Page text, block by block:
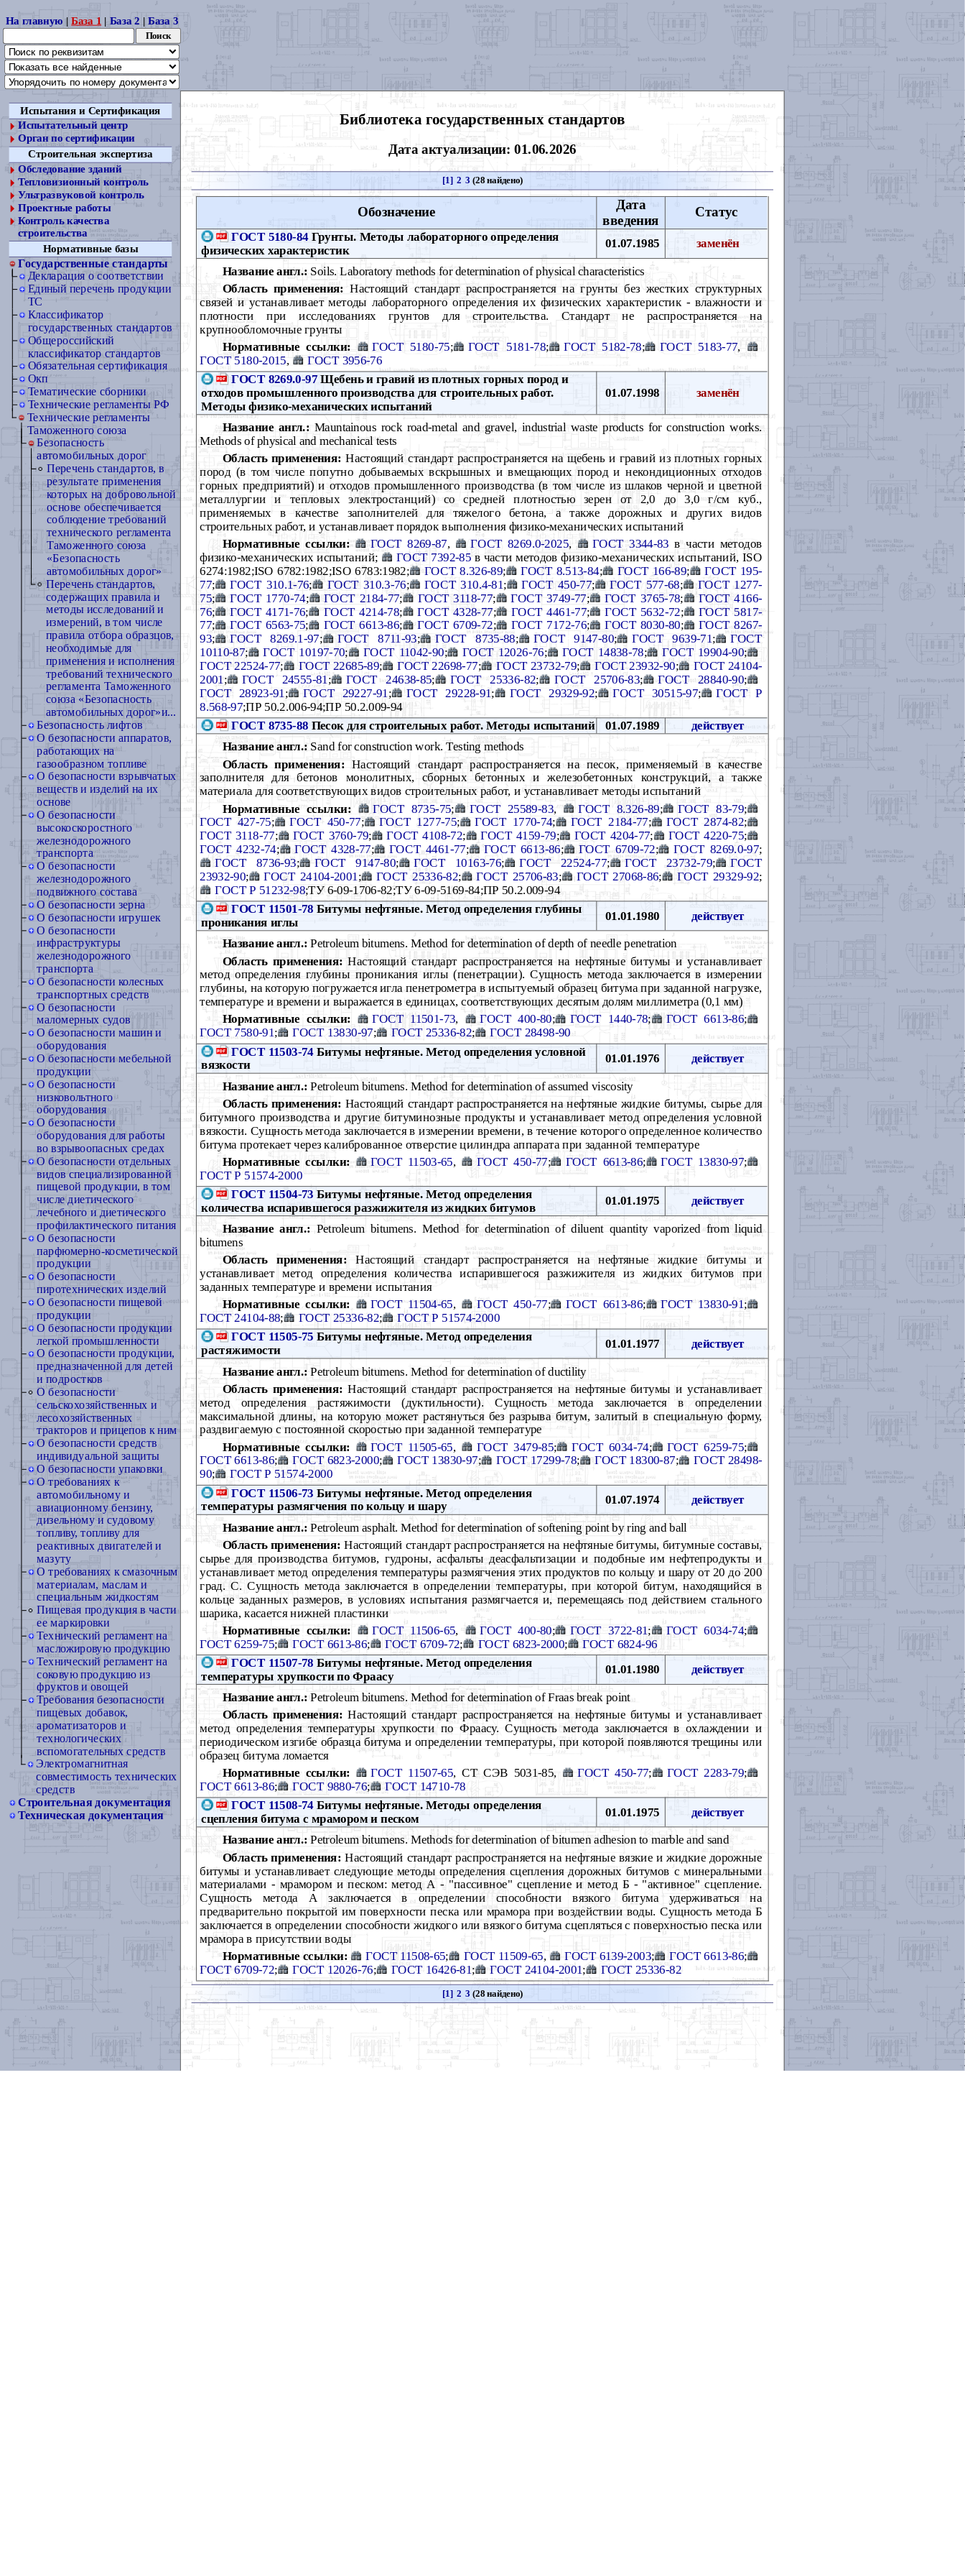
На главную |База 1 | База 2 |База 3
Испытания и Сертификация
Испытательный центр
Орган по сертификации
Строительная экспертиза
Обследование зданий
Тепловизионный контроль
Ультразвуковой контроль
Проектные работы
Контроль качества
строительства
Нормативные базы
Государственные стандарты
Декларация о соответствии
Единый перечень продукции
ТС
Классификатор
государственных стандартов
Общероссийский
классификатор стандартов
Обязательная сертификация
Окп
Тематические сборники
Технические регламенты РФ
Технические регламенты
Таможенного союза
Безопасность
автомобильных дорог
Перечень стандартов, в
результате применения
которых на добровольной
основе обеспечивается
соблюдение требований
технического регламента
Таможенного союза
«Безопасность
автомобильных дорог»
Перечень стандартов,
содержащих правила и
методы исследований и
измерений, в том числе
правила отбора образцов,
необходимые для
применения и исполнения
требований технического
регламента Таможенного
союза «Безопасность
автомобильных дорог»и...
Безопасность лифтов
О безопасности аппаратов,
работающих на
газообразном топливе
О безопасности взрывчатых
веществ и изделий на их
основе
О безопасности
высокоскоростного
железнодорожного
транспорта
О безопасности
железнодорожного
подвижного состава
О безопасности зерна
О безопасности игрушек
О безопасности
инфраструктуры
железнодорожного
транспорта
О безопасности колесных
транспортных средств
О безопасности
маломерных судов
О безопасности машин и
оборудования
О безопасности мебельной
продукции
О безопасности
низковольтного
оборудования
О безопасности
оборудования для работы
во взрывоопасных средах
О безопасности отдельных
видов специализированной
пищевой продукции, в том
числе диетического
лечебного и диетического
профилактического питания
О безопасности
парфюмерно-косметической
продукции
О безопасности
пиротехнических изделий
О безопасности пищевой
продукции
О безопасности продукции
легкой промышленности
О безопасности продукции,
предназначенной для детей
и подростков
О безопасности
сельскохозяйственных и
лесохозяйственных
тракторов и прицепов к ним
О безопасности средств
индивидуальной защиты
О безопасности упаковки
О требованиях к
автомобильному и
авиационному бензину,
дизельному и судовому
топливу, топливу для
реактивных двигателей и
мазуту
О требованиях к смазочным
материалам, маслам и
специальным жидкостям
Пищевая продукция в части
ее маркировки
Технический регламент на
масложировую продукцию
Технический регламент на
соковую продукцию из
фруктов и овощей
Требования безопасности
пищевых добавок,
ароматизаторов и
технологических
вспомогательных средств
Электромагнитная
совместимость технических
средств
Строительная документация
Техническая документация
Библиотека государственных стандартов
Дата актуализации: 01.06.2026
[1] 2 3 (28 найдено)
Обозначение
Дата
введения
Статус
ГОСТ 5180-84Грунты. Методы лабораторного определения
физических характеристик
01.07.1985 заменён
Название англ.: Soils. Laboratory methods for determination of physical characteristics
Область применения: Настоящий стандарт распространяется на грунты без жестких структурных
связей и устанавливает методы лабораторного определения их физических характеристик - влажности и
плотности при исследованиях грунтов для строительства. Стандарт не распространяется на
крупнообломочные грунты
Нормативные ссылки:
ГОСТ 5180-75; ГОСТ 5181-78; ГОСТ 5182-78; ГОСТ 5183-77,
ГОСТ 5180-2015, ГОСТ 3956-76
ГОСТ 8269.0-97Щебень и гравий из плотных горных пород и
отходов промышленного производства для строительных работ.
Методы физико-механических испытаний
01.07.1998 заменён
Название англ.:Mauntainous rock road-metal and gravel, industrial waste products for construction works.
Methods of physical and mechanical tests
Область применения: Настоящий стандарт распространяется на щебень и гравий из плотных горных
пород (в том числе попутно добываемых вскрышных и вмещающих пород и некондиционных отходов
горных предприятий) и отходов промышленного производства (в том числе из шлаков черной и цветной
металлургии и тепловых электростанций) со средней плотностью зерен от 2,0 до 3,0 г/см куб.,
применяемых в качестве заполнителей для тяжелого бетона, а также дорожных и других видов
строительных работ, и устанавливает порядок выполнения физико-механических испытаний
Нормативные ссылки:
ГОСТ 8269-87, ГОСТ 8269.0-2025, ГОСТ 3344-83 в части методов
физико-механических испытаний;
ГОСТ 7392-85в части методов физико-механических испытаний, ISO
6274:1982;ISO 6782:1982;ISO 6783:1982;
ГОСТ 8.326-89; ГОСТ 8.513-84; ГОСТ 166-89;
ГОСТ 195-
77; ГОСТ 310.1-76; ГОСТ 310.3-76; ГОСТ 310.4-81; ГОСТ 450-77; ГОСТ 577-68;
ГОСТ 1277-
75; ГОСТ 1770-74; ГОСТ 2184-77; ГОСТ 3118-77; ГОСТ 3749-77; ГОСТ 3765-78; ГОСТ 4166-
76; ГОСТ 4171-76; ГОСТ 4214-78; ГОСТ 4328-77; ГОСТ 4461-77; ГОСТ 5632-72; ГОСТ 5817-
77; ГОСТ 6563-75; ГОСТ 6613-86; ГОСТ 6709-72; ГОСТ 7172-76; ГОСТ 8030-80;
ГОСТ 8267-
93; ГОСТ 8269.1-97; ГОСТ 8711-93; ГОСТ 8735-88; ГОСТ 9147-80; ГОСТ 9639-71;
ГОСТ
10110-87; ГОСТ 10197-70; ГОСТ 11042-90; ГОСТ 12026-76; ГОСТ 14838-78; ГОСТ 19904-90;
ГОСТ 22524-77; ГОСТ 22685-89; ГОСТ 22698-77; ГОСТ 23732-79; ГОСТ 23932-90;
ГОСТ 24104-
2001; ГОСТ 24555-81 ; ГОСТ 24638-85; ГОСТ 25336-82; ГОСТ 25706-83; ГОСТ 28840-90;
ГОСТ 28923-91 ; ГОСТ 29227-91 ; ГОСТ 29228-91; ГОСТ 29329-92; ГОСТ 30515-97;
ГОСТ Р
8.568-97;ПР 50.2.006-94;ПР 50.2.009-94
ГОСТ 8735-88 Песок для строительных работ. Методы испытаний 01.07.1989 действует
Название англ.: Sand for construction work. Testing methods
Область применения: Настоящий стандарт распространяется на песок, применяемый в качестве
заполнителя для бетонов монолитных, сборных бетонных и железобетонных конструкций, а также
материала для соответствующих видов строительных работ, и устанавливает методы испытаний
Нормативные ссылки:
ГОСТ 8735-75; ГОСТ 25589-83, ГОСТ 8.326-89; ГОСТ 83-79;
ГОСТ 427-75; ГОСТ 450-77; ГОСТ 1277-75; ГОСТ 1770-74; ГОСТ 2184-77; ГОСТ 2874-82;
ГОСТ 3118-77; ГОСТ 3760-79; ГОСТ 4108-72; ГОСТ 4159-79; ГОСТ 4204-77; ГОСТ 4220-75;
ГОСТ 4232-74; ГОСТ 4328-77; ГОСТ 4461-77; ГОСТ 6613-86; ГОСТ 6709-72; ГОСТ 8269.0-97;
ГОСТ 8736-93; ГОСТ 9147-80; ГОСТ 10163-76; ГОСТ 22524-77; ГОСТ 23732-79; ГОСТ
23932-90; ГОСТ 24104-2001 ; ГОСТ 25336-82; ГОСТ 25706-83; ГОСТ 27068-86; ГОСТ 29329-92;
ГОСТ Р 51232-98;ТУ 6-09-1706-82;ТУ 6-09-5169-84;ПР 50.2.009-94
ГОСТ 11501-78 Битумы нефтяные. Метод определения глубины
проникания иглы
01.01.1980 действует
Название англ.: Petroleum bitumens. Method for determination of depth of needle penetration
Область применения: Настоящий стандарт распространяется на нефтяные битумы и устанавливает
метод определения глубины проникания иглы (пенетрации). Сущность метода заключается в измерении
глубины, на которую погружается игла пенетрометра в испытуемый образец битума при заданной нагрузке,
температуре и времени и выражается в единицах, соответствующих десятым долям миллиметра (0,1 мм)
Нормативные ссылки: ГОСТ 11501-73, ГОСТ 400-80; ГОСТ 1440-78; ГОСТ 6613-86;
ГОСТ 7580-91; ГОСТ 13830-97; ГОСТ 25336-82; ГОСТ 28498-90
ГОСТ 11503-74Битумы нефтяные. Метод определения условной
вязкости
01.01.1976 действует
Название англ.: Petroleum bitumens. Method for determination of assumed viscosity
Область применения: Настоящий стандарт распространяется на нефтяные жидкие битумы, сырье для
битумного производства и другие битуминозные продукты и устанавливает метод определения условной
вязкости. Сущность метода заключается в измерении времени, в течение которого определенное количество
битума протекает через калиброванное отверстие цилиндра аппарата при заданной температуре
Нормативные ссылки: ГОСТ 11503-65 ГОСТ 450-77; ГОСТ 6613-86; ГОСТ 13830-97;
ГОСТ Р 51574-2000
ГОСТ 11504-73 Битумы нефтяные. Метод определения
количества испарившегося разжижителя из жидких битумов
01.01.1975 действует
Название англ.: Petroleum bitumens. Method for determination of diluent quantity vaporized from liquid
bitumens
Область применения:Настоящий стандарт распространяется на нефтяные жидкие битумы и
устанавливает метод определения количества испарившегося разжижителя из жидких битумов при
заданных температуре и времени испытания
Нормативные ссылки: ГОСТ 11504-65, ГОСТ 450-77; ГОСТ 6613-86; ГОСТ 13830-91;
ГОСТ 24104-88; ГОСТ 25336-82; ГОСТ Р 51574-2000
ГОСТ 11505-75 Битумы нефтяные. Метод определения
растяжимости
01.01.1977 действует
Название англ.: Petroleum bitumens. Method for determination of ductility
Область применения: Настоящий стандарт распространяется на нефтяные битумы и устанавливает
метод определения растяжимости (дуктильности). Сущность метода заключается в определении
максимальной длины, на которую может растянуться без разрыва битум, залитый в специальную форму,
раздвигаемую с постоянной скоростью при заданной температуре
Нормативные ссылки:
ГОСТ 11505-65 ГОСТ 3479-85; ГОСТ 6034-74; ГОСТ 6259-75;
ГОСТ 6613-86; ГОСТ 6823-2000; ГОСТ 13830-97; ГОСТ 17299-78; ГОСТ 18300-87;
ГОСТ 28498-
90; ГОСТ Р 51574-2000
ГОСТ 11506-73 Битумы нефтяные. Метод определения
температуры размягчения по кольцу и шару
01.07.1974 действует
Название англ.: Petroleum asphalt. Method for determination of softening point by ring and ball
Область применения: Настоящий стандарт распространяется на нефтяные битумы, битумные составы,
сырье для производства битумов, гудроны, асфальты деасфальтизации и подобные им нефтепродукты и
устанавливает метод определения температуры размягчения этих продуктов по кольцу и шару от 20 до 200
град. С. Сущность метода заключается в определении температуры, при которой битум, находящийся в
кольце заданных размеров, в условиях испытания размягчается и, перемещаясь под действием стального
шарика, касается нижней пластинки
Нормативные ссылки: ГОСТ 11506-65 , ГОСТ 400-80; ГОСТ 3722-81; ГОСТ 6034-74;
ГОСТ 6259-75; ГОСТ 6613-86; ГОСТ 6709-72; ГОСТ 6823-2000;
ГОСТ 6824-96
ГОСТ 11507-78 Битумы нефтяные. Метод определения
температуры хрупкости по Фраасу
01.01.1980 действует
Название англ.:Petroleum bitumens. Method for determination of Fraas break point
Область применения: Настоящий стандарт распространяется на нефтяные битумы и устанавливает
метод определения температуры хрупкости по Фраасу. Сущность метода заключается в охлаждении и
периодическом изгибе образца битума и определении температуры, при которой появляются трещины или
образец битума ломается
Нормативные ссылки:
ГОСТ 11507-65, СТ СЭВ 5031-85, ГОСТ 450-77; ГОСТ 2283-79;
ГОСТ 6613-86; ГОСТ 9880-76; ГОСТ 14710-78
ГОСТ 11508-74Битумы нефтяные. Методы определения
сцепления битума с мрамором и песком
01.01.1975 действует
Название англ.: Petroleum bitumens. Methods for determination of bitumen adhesion to marble and sand
Область применения: Настоящий стандарт распространяется на нефтяные вязкие и жидкие дорожные
битумы и устанавливает следующие методы определения сцепления дорожных битумов с минеральными
материалами - мрамором и песком: метод А - "пассивное" сцепление и метод Б - "активное" сцепление.
Сущность метода А заключается в определении способности вязкого битума удерживаться на
предварительно покрытой им поверхности песка или мрамора при воздействии воды. Сущность метода Б
заключается в определении способности жидкого или вязкого битума сцепляться с поверхностью песка или
мрамора в присутствии воды
Нормативные ссылки:
ГОСТ 11508-65; ГОСТ 11509-65, ГОСТ 6139-2003; ГОСТ 6613-86;
ГОСТ 6709-72; ГОСТ 12026-76; ГОСТ 16426-81; ГОСТ 24104-2001; ГОСТ 25336-82
[1] 2 3 (28 найдено)